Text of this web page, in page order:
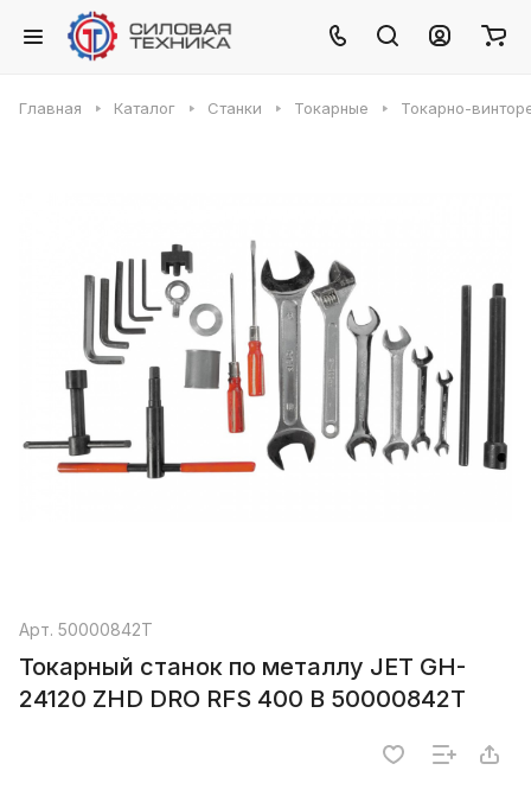
Главная Каталог Станки Токарные Токарно-
Арт. 50000842T
Токарный станок по металлу JET GH-
24120 ZHD DRO RFS 400 В 50000842T